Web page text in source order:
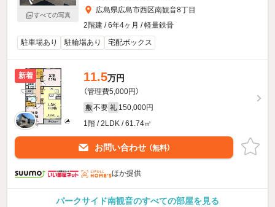
すべての写真
広島県広島市西区南観音8丁目
2階建 / 6年4ヶ月 / 軽量鉄骨
駐車場あり
駐輪場あり 宅配ボックス
新着 11.5万円
（管理費5,000円）
敷 不要 礼 150,000円
1階 / 2LDK / 61.74㎡
お問い合わせ （無料）
ほか提供
パークサイド南観音のすべての部屋を見る